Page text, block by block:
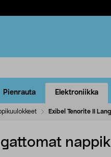
Pienrauta Elektroniikka
Exibel Tenorite II